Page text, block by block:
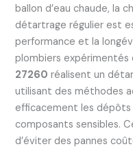
ballon d’eau chaude, la
détartrage régulier est
performance et la
plombiers expérimentés
27260 réalisent un
utilisant des méthodes
efficacement les dépôts
composants sensibles.
d’éviter des pannes